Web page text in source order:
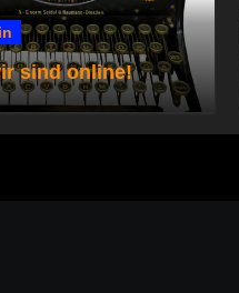
sind online!